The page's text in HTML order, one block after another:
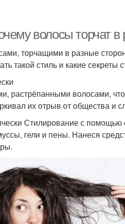
волосы торчат
торчащими в разные
такой стиль и какие секреты
растрёпанными волосами,
их отрыв от общества и
Стилирование с помощью
гели и пены. Нанеся